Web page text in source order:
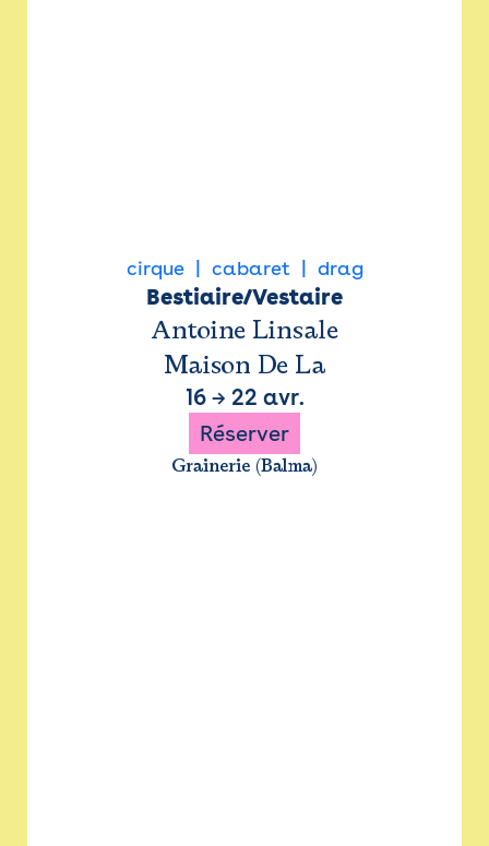
cirque cabaret drag
Bestiaire/Vestaire
Antoine Linsale
Maison De La
16→ 22 avr.
Réserver
Grainerie (Balma)